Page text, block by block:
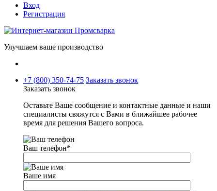
Вход
Регистрация
Улучшаем ваше производство
+7 (800) 350-74-75 Заказать звонок
Заказать звонок
Оставьте Ваше сообщение и контактные данные и наши
специалисты свяжутся с Вами в ближайшее рабочее
время для решения Вашего вопроса.
Ваш телефон*
Ваше имя